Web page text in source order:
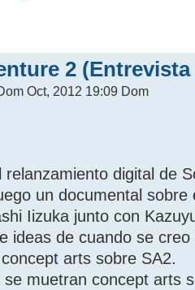
2
Oct, 2012 19:09 Dom
relanzamiento digital de
un documental sobre
Iizuka junto con
ideas de cuando se
arts sobre SA2.
se muetran concept arts